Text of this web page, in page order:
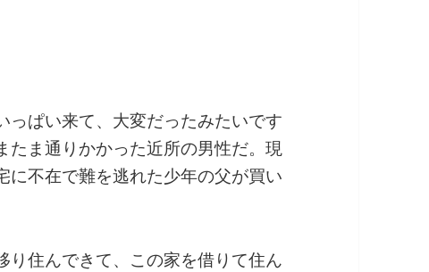
っぱい来て、大変だったみたいです
たま通りかかった近所の男性だ。現
不在で難を逃れた少年の父が買い
り住んできて、この家を借りて住ん